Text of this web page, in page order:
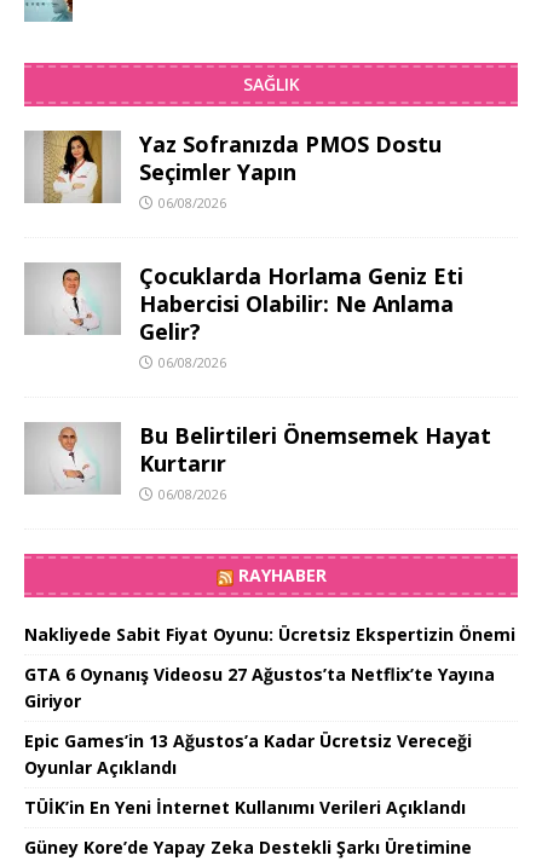
SAĞLIK
Yaz Sofranızda PMOS Dostu
Seçimler Yapın
06/08/2026
Çocuklarda Horlama Geniz Eti
Habercisi Olabilir: Ne Anlama
Gelir?
06/08/2026
Bu Belirtileri Önemsemek Hayat
Kurtarır
06/08/2026
RAYHABER
Nakliyede Sabit Fiyat Oyunu: Ücretsiz Ekspertizin Önemi
GTA 6 Oynanış Videosu 27 Ağustos’ta Netflix’te Yayına
Giriyor
Epic Games’in 13 Ağustos’a Kadar Ücretsiz Vereceği
Oyunlar Açıklandı
TÜİK’in En Yeni İnternet Kullanımı Verileri Açıklandı
Güney Kore’de Yapay Zeka Destekli Şarkı Üretimine